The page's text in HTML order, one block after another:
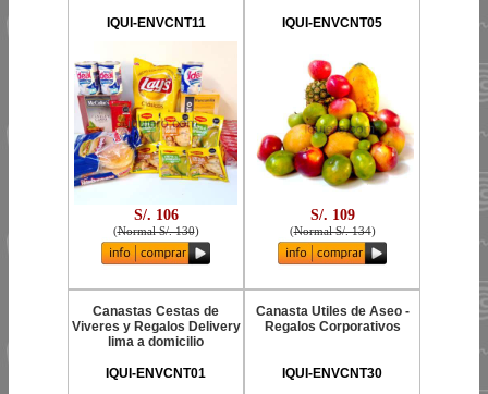
IQUI-ENVCNT11
S/. 106
(Normal S/. 130)
IQUI-ENVCNT05
S/. 109
(Normal S/. 134)
Canastas Cestas de
Viveres y Regalos Delivery
lima a domicilio
IQUI-ENVCNT01
Canasta Utiles de Aseo -
Regalos Corporativos
IQUI-ENVCNT30